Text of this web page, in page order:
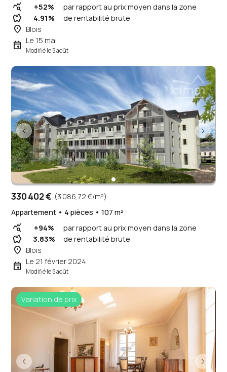
query_stats +52% par rapport au prix moyen dans la zone
savings 4.91% de rentabilité brute
place Blois
event Le 15 mai
Modifié le 5 août
330 402 € (3 086,72 €/m²)
Appartement • 4 pièces • 107 m²
query_stats +94% par rapport au prix moyen dans la zone
savings 3.83% de rentabilité brute
place Blois
event Le 21 février 2024
Modifié le 5 août
Variation de prix